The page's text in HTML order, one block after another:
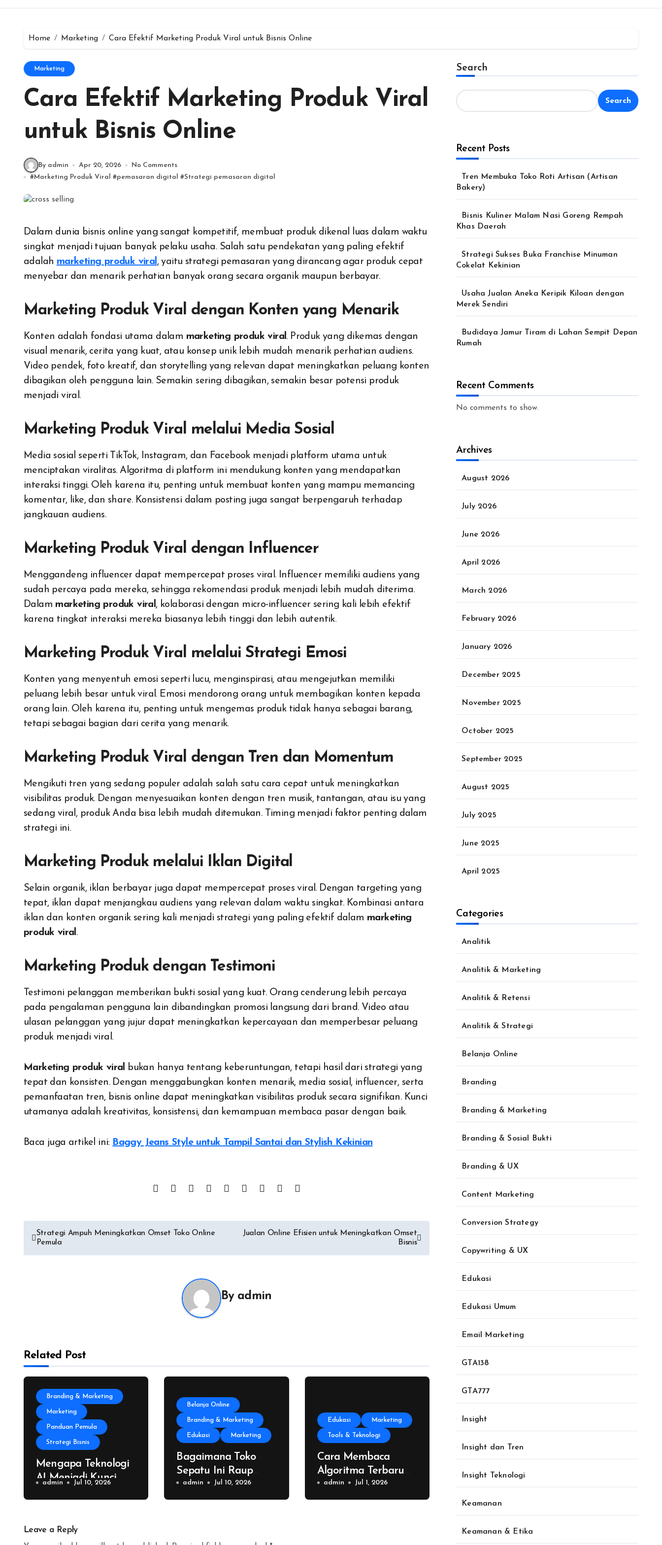
Home Marketing Cara Efektif Marketing Produk Viral untuk Bisnis Online
Marketing
Cara Efektif Marketing Produk Viral
untuk Bisnis Online
By admin Apr 20, 2026
No Comments
#Marketing Produk Viral #pemasaran digital #Strategi pemasaran digital
Dalam dunia bisnis online yang sangat kompetitif, membuat produk dikenal luas dalam waktu
singkat menjadi tujuan banyak pelaku usaha. Salah satu pendekatan yang paling efektif
adalah marketing produk viral, yaitu strategi pemasaran yang dirancang agar produk cepat
menyebar dan menarik perhatian banyak orang secara organik maupun berbayar.
Marketing Produk Viral dengan Konten yang Menarik
Konten adalah fondasi utama dalam marketing produk viral. Produk yang dikemas dengan
visual menarik, cerita yang kuat, atau konsep unik lebih mudah menarik perhatian audiens.
Video pendek, foto kreatif, dan storytelling yang relevan dapat meningkatkan peluang konten
dibagikan oleh pengguna lain. Semakin sering dibagikan, semakin besar potensi produk
menjadi viral.
Marketing Produk Viral melalui Media Sosial
Media sosial seperti TikTok, Instagram, dan Facebook menjadi platform utama untuk
menciptakan viralitas. Algoritma di platform ini mendukung konten yang mendapatkan
interaksi tinggi. Oleh karena itu, penting untuk membuat konten yang mampu memancing
komentar, like, dan share. Konsistensi dalam posting juga sangat berpengaruh terhadap
jangkauan audiens.
Marketing Produk Viral dengan Influencer
Menggandeng influencer dapat mempercepat proses viral. Influencer memiliki audiens yang
sudah percaya pada mereka, sehingga rekomendasi produk menjadi lebih mudah diterima.
Dalam marketing produk viral, kolaborasi dengan micro-influencer sering kali lebih efektif
karena tingkat interaksi mereka biasanya lebih tinggi dan lebih autentik.
Marketing Produk Viral melalui Strategi Emosi
Konten yang menyentuh emosi seperti lucu, menginspirasi, atau mengejutkan memiliki
peluang lebih besar untuk viral. Emosi mendorong orang untuk membagikan konten kepada
orang lain. Oleh karena itu, penting untuk mengemas produk tidak hanya sebagai barang,
tetapi sebagai bagian dari cerita yang menarik.
Marketing Produk Viral dengan Tren dan Momentum
Mengikuti tren yang sedang populer adalah salah satu cara cepat untuk meningkatkan
visibilitas produk. Dengan menyesuaikan konten dengan tren musik, tantangan, atau isu yang
sedang viral, produk Anda bisa lebih mudah ditemukan. Timing menjadi faktor penting dalam
strategi ini.
Marketing Produk melalui Iklan Digital
Selain organik, iklan berbayar juga dapat mempercepat proses viral. Dengan targeting yang
tepat, iklan dapat menjangkau audiens yang relevan dalam waktu singkat. Kombinasi antara
iklan dan konten organik sering kali menjadi strategi yang paling efektif dalam marketing
produk viral.
Marketing Produk dengan Testimoni
Testimoni pelanggan memberikan bukti sosial yang kuat. Orang cenderung lebih percaya
pada pengalaman pengguna lain dibandingkan promosi langsung dari brand. Video atau
ulasan pelanggan yang jujur dapat meningkatkan kepercayaan dan memperbesar peluang
produk menjadi viral.
Marketing produk viral bukan hanya tentang keberuntungan, tetapi hasil dari strategi yang
tepat dan konsisten. Dengan menggabungkan konten menarik, media sosial, influencer, serta
pemanfaatan tren, bisnis online dapat meningkatkan visibilitas produk secara signifikan. Kunci
utamanya adalah kreativitas, konsistensi, dan kemampuan membaca pasar dengan baik.
Baca juga artikel ini: Baggy Jeans Style untuk Tampil Santai dan Stylish Kekinian
Post
navigation
Strategi Ampuh Meningkatkan Omset Toko Online
Pemula
Jualan Online Efisien untuk Meningkatkan Omset
Bisnis
By admin
Related Post
Branding & Marketing
Marketing
Panduan Pemula
Strategi Bisnis
Mengapa Teknologi
AI Menjadi Kunci
admin Jul 10, 2026
Belanja Online
Branding & Marketing
Edukasi Marketing
Bagaimana Toko
Sepatu Ini Raup
Rp50 Juta Hanya
dalam 2 Jam
admin Jul 10, 2026
Edukasi Marketing
Tools & Teknologi
Cara Membaca
Algoritma Terbaru
untuk Melejitkan
Followers Anda
admin Jul 1, 2026
Leave a Reply
Search
Search
Recent Posts
Tren Membuka Toko Roti Artisan (Artisan
Bakery)
Bisnis Kuliner Malam Nasi Goreng Rempah
Khas Daerah
Strategi Sukses Buka Franchise Minuman
Cokelat Kekinian
Usaha Jualan Aneka Keripik Kiloan dengan
Merek Sendiri
Budidaya Jamur Tiram di Lahan Sempit Depan
Rumah
Recent Comments
No comments to show.
Archives
August 2026
July 2026
June 2026
April 2026
March 2026
February 2026
January 2026
December 2025
November 2025
October 2025
September 2025
August 2025
July 2025
June 2025
April 2025
Categories
Analitik
Analitik & Marketing
Analitik & Retensi
Analitik & Strategi
Belanja Online
Branding
Branding & Marketing
Branding & Sosial Bukti
Branding & UX
Content Marketing
Conversion Strategy
Copywriting & UX
Edukasi
Edukasi Umum
Email Marketing
GTA138
GTA777
Insight
Insight dan Tren
Insight Teknologi
Keamanan
Keamanan & Etika